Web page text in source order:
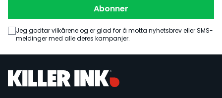
Abonner
Jeg godtar vilkårene og er glad for å motta nyhetsbrev eller SMS-
meldinger med alle deres kampanjer.